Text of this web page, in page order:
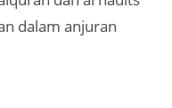
dalam anjuran